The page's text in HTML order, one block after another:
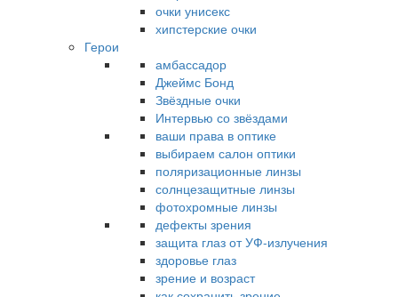
очки унисекс
хипстерские очки
Герои
амбассадор
Джеймс Бонд
Звёздные очки
Интервью со звёздами
ваши права в оптике
выбираем салон оптики
поляризационные линзы
солнцезащитные линзы
фотохромные линзы
дефекты зрения
защита глаз от УФ-излучения
здоровье глаз
зрение и возраст